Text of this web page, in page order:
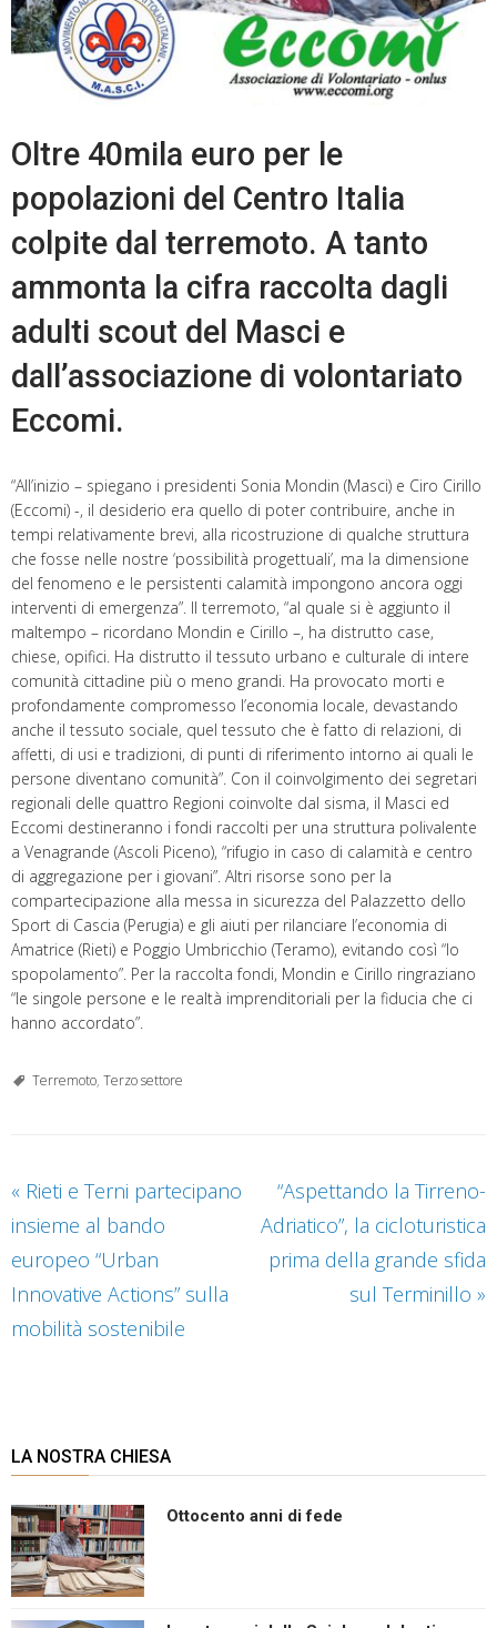
Oltre 40mila euro per le
popolazioni del Centro Italia
colpite dal terremoto. A tanto
ammonta la cifra raccolta dagli
adulti scout del Masci e
dall’associazione di volontariato
Eccomi.
“All’inizio – spiegano i presidenti Sonia Mondin (Masci) e Ciro Cirillo
(Eccomi) -, il desiderio era quello di poter contribuire, anche in
tempi relativamente brevi, alla ricostruzione di qualche struttura
che fosse nelle nostre ‘possibilità progettuali’, ma la dimensione
del fenomeno e le persistenti calamità impongono ancora oggi
interventi di emergenza”. Il terremoto, “al quale si è aggiunto il
maltempo – ricordano Mondin e Cirillo –, ha distrutto case,
chiese, opifici. Ha distrutto il tessuto urbano e culturale di intere
comunità cittadine più o meno grandi. Ha provocato morti e
profondamente compromesso l’economia locale, devastando
anche il tessuto sociale, quel tessuto che è fatto di relazioni, di
affetti, di usi e tradizioni, di punti di riferimento intorno ai quali le
persone diventano comunità”. Con il coinvolgimento dei segretari
regionali delle quattro Regioni coinvolte dal sisma, il Masci ed
Eccomi destineranno i fondi raccolti per una struttura polivalente
a Venagrande (Ascoli Piceno), “rifugio in caso di calamità e centro
di aggregazione per i giovani”. Altri risorse sono per la
compartecipazione alla messa in sicurezza del Palazzetto dello
Sport di Cascia (Perugia) e gli aiuti per rilanciare l’economia di
Amatrice (Rieti) e Poggio Umbricchio (Teramo), evitando così “lo
spopolamento”. Per la raccolta fondi, Mondin e Cirillo ringraziano
“le singole persone e le realtà imprenditoriali per la fiducia che ci
hanno accordato”.
Terremoto, Terzo settore
« Rieti e Terni partecipano
insieme al bando
europeo “Urban
Innovative Actions” sulla
mobilità sostenibile
“Aspettando la Tirreno-
Adriatico”, la cicloturistica
prima della grande sfida
sul Terminillo »
LA NOSTRA CHIESA
Ottocento anni di fede